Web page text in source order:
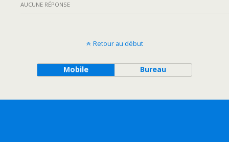
AUCUNE RÉPONSE
Retour au début
Mobile Bureau